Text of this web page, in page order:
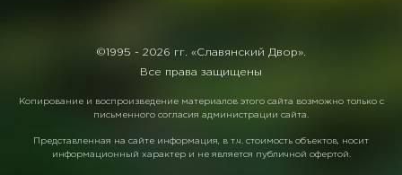
©1995 - 2026 гг. «Славянский Двор».
Все права защищены
Копирование и воспроизведение материалов этого сайта возможно только с
письменного согласия администрации сайта.
Представленная на сайте информация, в т.ч. стоимость объектов, носит
информационный характер и не является публичной офертой.